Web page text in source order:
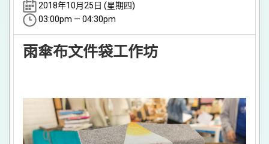
2018年10月25日 (星期四)
03:00pm — 04:30pm
雨傘布文件袋工作坊